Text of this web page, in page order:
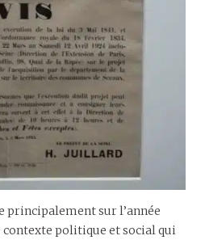
principalement sur l’année
contexte politique et social qui